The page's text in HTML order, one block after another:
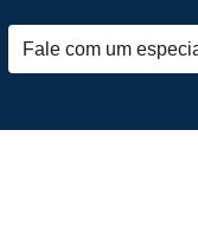
Fale com um